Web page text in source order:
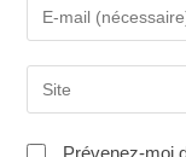
ou
nom
d'utilisateur
pour
adresse
mail
pour